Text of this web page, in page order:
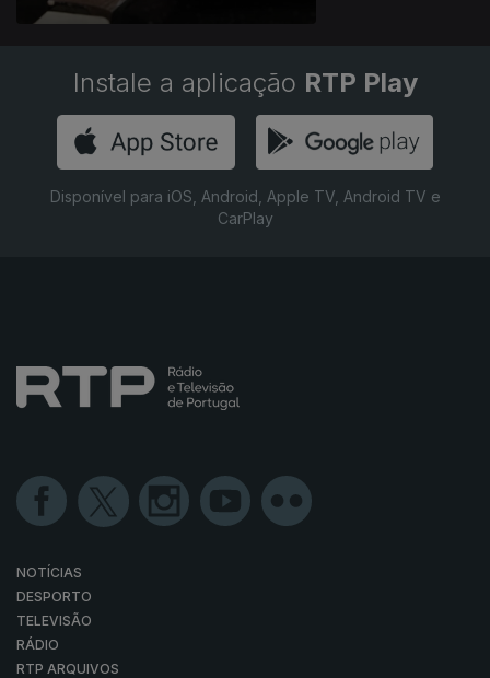
Instale a aplicação RTP Play
Disponível para iOS, Android, Apple TV, Android TV e
CarPlay
NOTÍCIAS
DESPORTO
TELEVISÃO
RÁDIO
RTP ARQUIVOS